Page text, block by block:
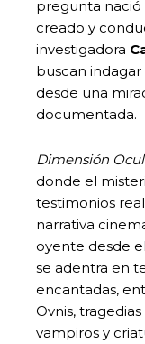
pregunta nació
creado y
investigadora
buscan
desde una
documentada.
Dimensión
donde el
testimonios
narrativa
oyente desde
se adentra en
encantadas,
Ovnis,
vampiros y